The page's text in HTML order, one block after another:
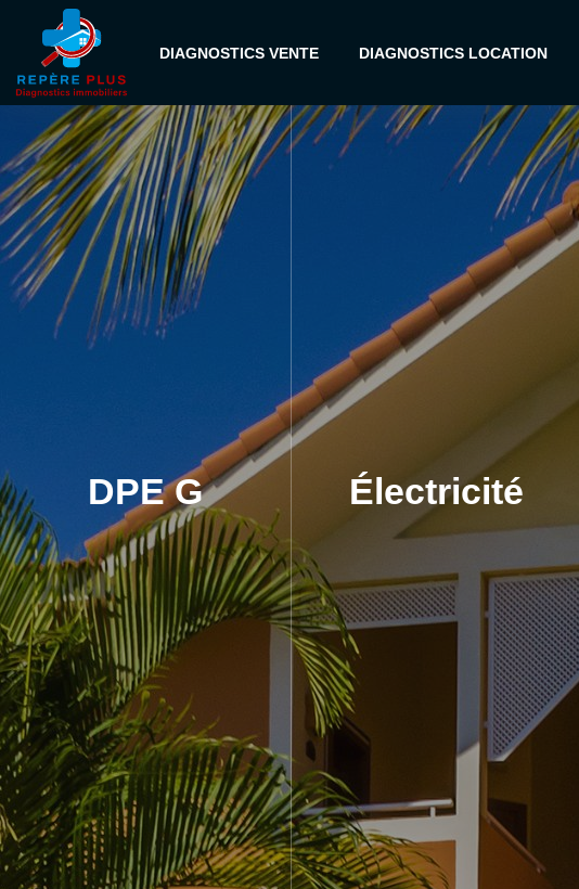
DIAGNOSTICS VENTE DIAGNOSTICS LOCATION
DPE G Électricité